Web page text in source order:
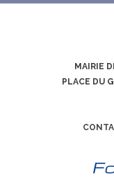
MAIRIE
PLACE DU